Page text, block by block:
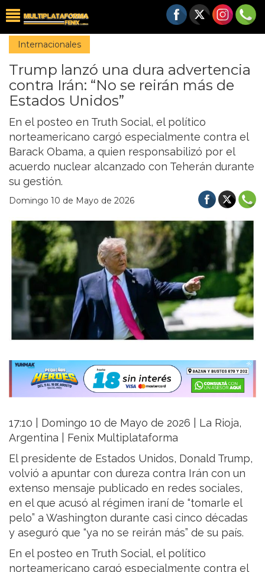
Internacionales
Trump lanzó una dura advertencia
contra Irán: “No se reirán más de
Estados Unidos”
En el posteo en Truth Social, el político
norteamericano cargó especialmente contra el
Barack Obama, a quien responsabilizó por el
acuerdo nuclear alcanzado con Teherán durante
su gestión.
Domingo 10 de Mayo de 2026
17:10 | Domingo 10 de Mayo de 2026 | La Rioja,
Argentina | Fenix Multiplataforma
El presidente de Estados Unidos, Donald Trump,
volvió a apuntar con dureza contra Irán con un
extenso mensaje publicado en redes sociales,
en el que acusó al régimen iraní de “tomarle el
pelo” a Washington durante casi cinco décadas
y aseguró que “ya no se reirán más” de su país.
En el posteo en Truth Social, el político
norteamericano cargó especialmente contra el